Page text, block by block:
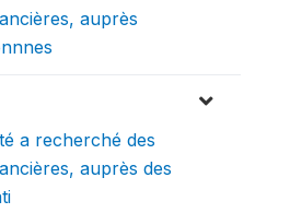
auprès
a recherché des
auprès des